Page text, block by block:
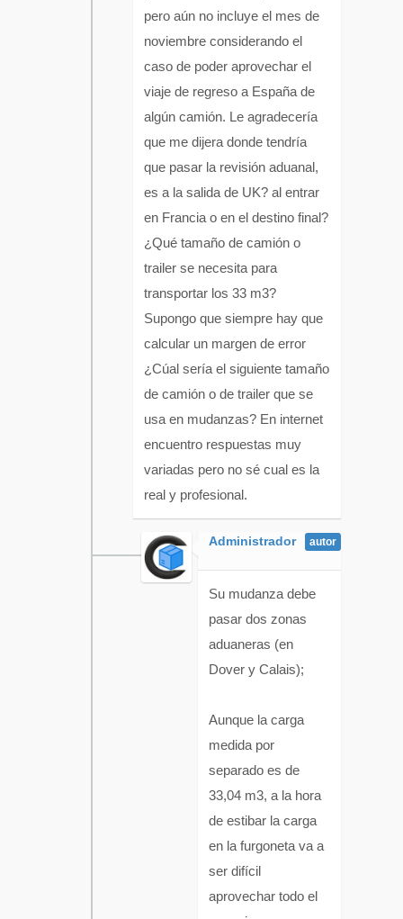
pero aún no incluye el mes de
noviembre considerando el
caso de poder aprovechar el
viaje de regreso a España de
algún camión. Le agradecería
que me dijera donde tendría
que pasar la revisión aduanal,
es a la salida de UK? al entrar
en Francia o en el destino final?
¿Qué tamaño de camión o
trailer se necesita para
transportar los 33 m3?
Supongo que siempre hay que
calcular un margen de error
¿Cúal sería el siguiente tamaño
de camión o de trailer que se
usa en mudanzas? En internet
encuentro respuestas muy
variadas pero no sé cual es la
real y profesional.
Administrador
Su mudanza debe
pasar dos zonas
aduaneras (en
Dover y Calais);
Aunque la carga
medida por
separado es de
33,04 m3, a la hora
de estibar la carga
en la furgoneta va a
ser difícil
aprovechar todo el